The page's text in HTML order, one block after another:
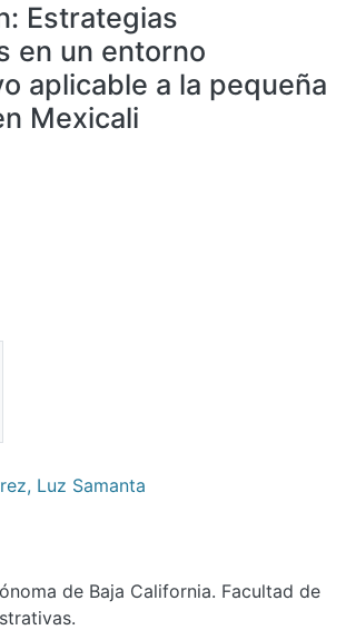
Statistics
Bibliotecas
Estrategias
en un entorno
aplicable a la pequeña
Mexicali
Luz Samanta
de Baja California. Facultad de